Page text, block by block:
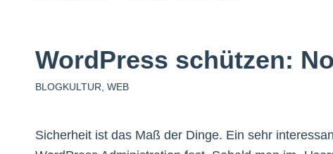
WordPress schützen:
BLOGKULTUR WEB
Sicherheit ist das Maß der Dinge. Ein sehr